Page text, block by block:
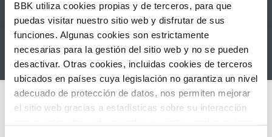
BBK utiliza cookies propias y de terceros, para que
puedas visitar nuestro sitio web y disfrutar de sus
funciones. Algunas cookies son estrictamente
necesarias para la gestión del sitio web y no se pueden
desactivar. Otras cookies, incluidas cookies de terceros
ubicados en países cuya legislación no garantiza un nivel
adecuado de protección de datos, nos permiten mejorar
el sitio web gracias a estadísticas sobre su interacción
Choose your tickets
BBK Klima
BBK Klima
keyboard_arrow_left August keyboard_arrow_right